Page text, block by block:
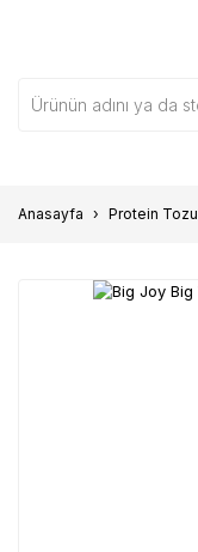
Anasayfa Protein Tozu